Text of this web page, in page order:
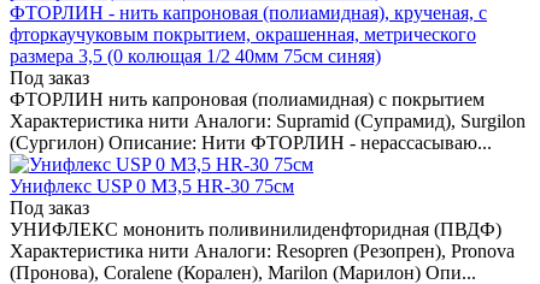
ФТОРЛИН - нить капроновая (полиамидная), крученая, с
фторкаучуковым покрытием, окрашенная, метрического
размера 3,5 (0 колющая 1/2 40мм 75см синяя)
Под заказ
ФТОРЛИН нить капроновая (полиамидная) с покрытием
Характеристика нити Аналоги: Supramid (Супрамид), Surgilon
(Сургилон) Описание: Нити ФТОРЛИН - нерассасываю...
Унифлекс USP 0 M3,5 HR-30 75см
Под заказ
УНИФЛЕКС мононить поливинилиденфторидная (ПВДФ)
Характеристика нити Аналоги: Resopren (Резопрен), Pronova
(Пронова), Coralene (Корален), Marilon (Марилон) Опи...